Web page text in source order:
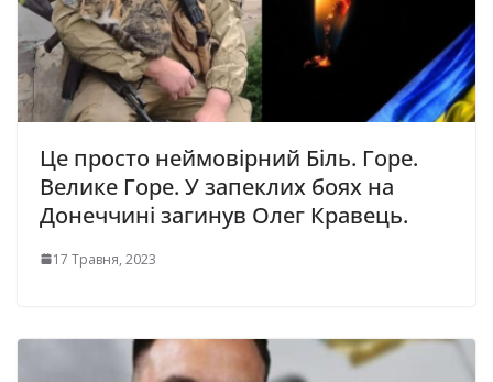
Це просто неймовірний Біль. Горе.
Велике Горе. У запеклих боях на
Донеччині загинув Олег Кравець.
17 Травня, 2023